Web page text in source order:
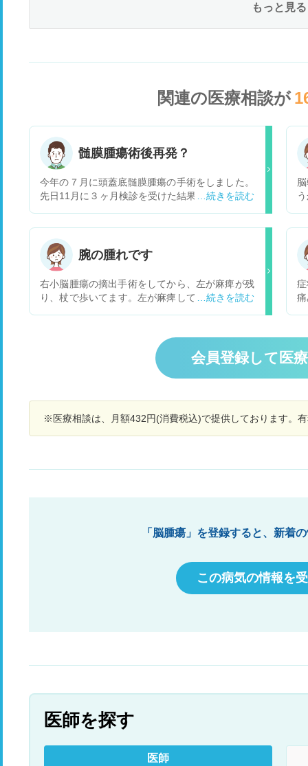
もっと見る
関連の医療相談が
髄膜腫瘍術後再発？
今年の７月に頭蓋底髄膜腫瘍の手術をしました。
先日11月に３ヶ月検診を受けた結果取り除けなか
んな早く再発する事があるのでしょうか？
腕の腫れです
右小脳腫瘍の摘出手術をしてから、左が麻痺が残
り、杖で歩いてます。左が麻痺してるから、右で
会員登録して医
※医療相談は、月額432円(消費税込)で提供しております。
「脳腫瘍」を登録すると、新着
この病気の情報を
医師を探す
医師